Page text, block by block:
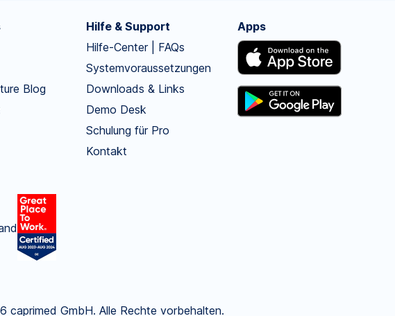
Blog
Hilfe & Support
Hilfe-Center | FAQs
Systemvoraussetzungen
Downloads & Links
Demo Desk
Schulung für Pro
Kontakt
Apps
GmbH. Alle Rechte vorbehalten.